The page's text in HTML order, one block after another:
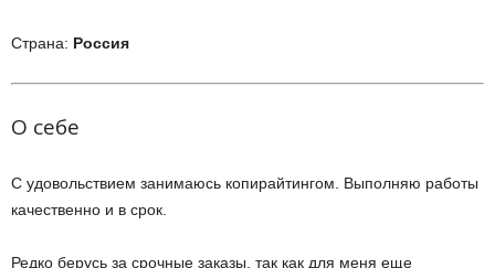
Страна: Россия
О себе
С удовольствием занимаюсь копирайтингом. Выполняю работы
качественно и в срок.
Редко берусь за срочные заказы, так как для меня еще